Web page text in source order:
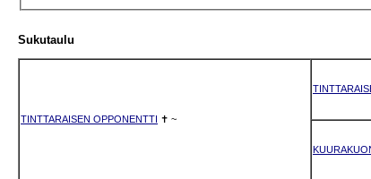
Sukutaulu
TINTTARAISEN OPPONENTTI ✝ ~